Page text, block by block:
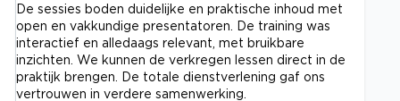
De sessies boden duidelijke en praktische inhoud met
open en vakkundige presentatoren. De training was
interactief en alledaags relevant, met bruikbare
inzichten. We kunnen de verkregen lessen direct in de
praktijk brengen. De totale dienstverlening gaf ons
vertrouwen in verdere samenwerking.